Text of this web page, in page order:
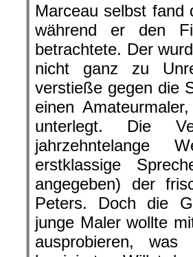
Marceau selbst fand
während er den
betrachtete. Der
nicht ganz zu
verstieße gegen die
einen
unterlegt. Die
jahrzehntelange
erstklassige
angegeben) der
Peters. Doch die
junge Maler wollte
ausprobieren,